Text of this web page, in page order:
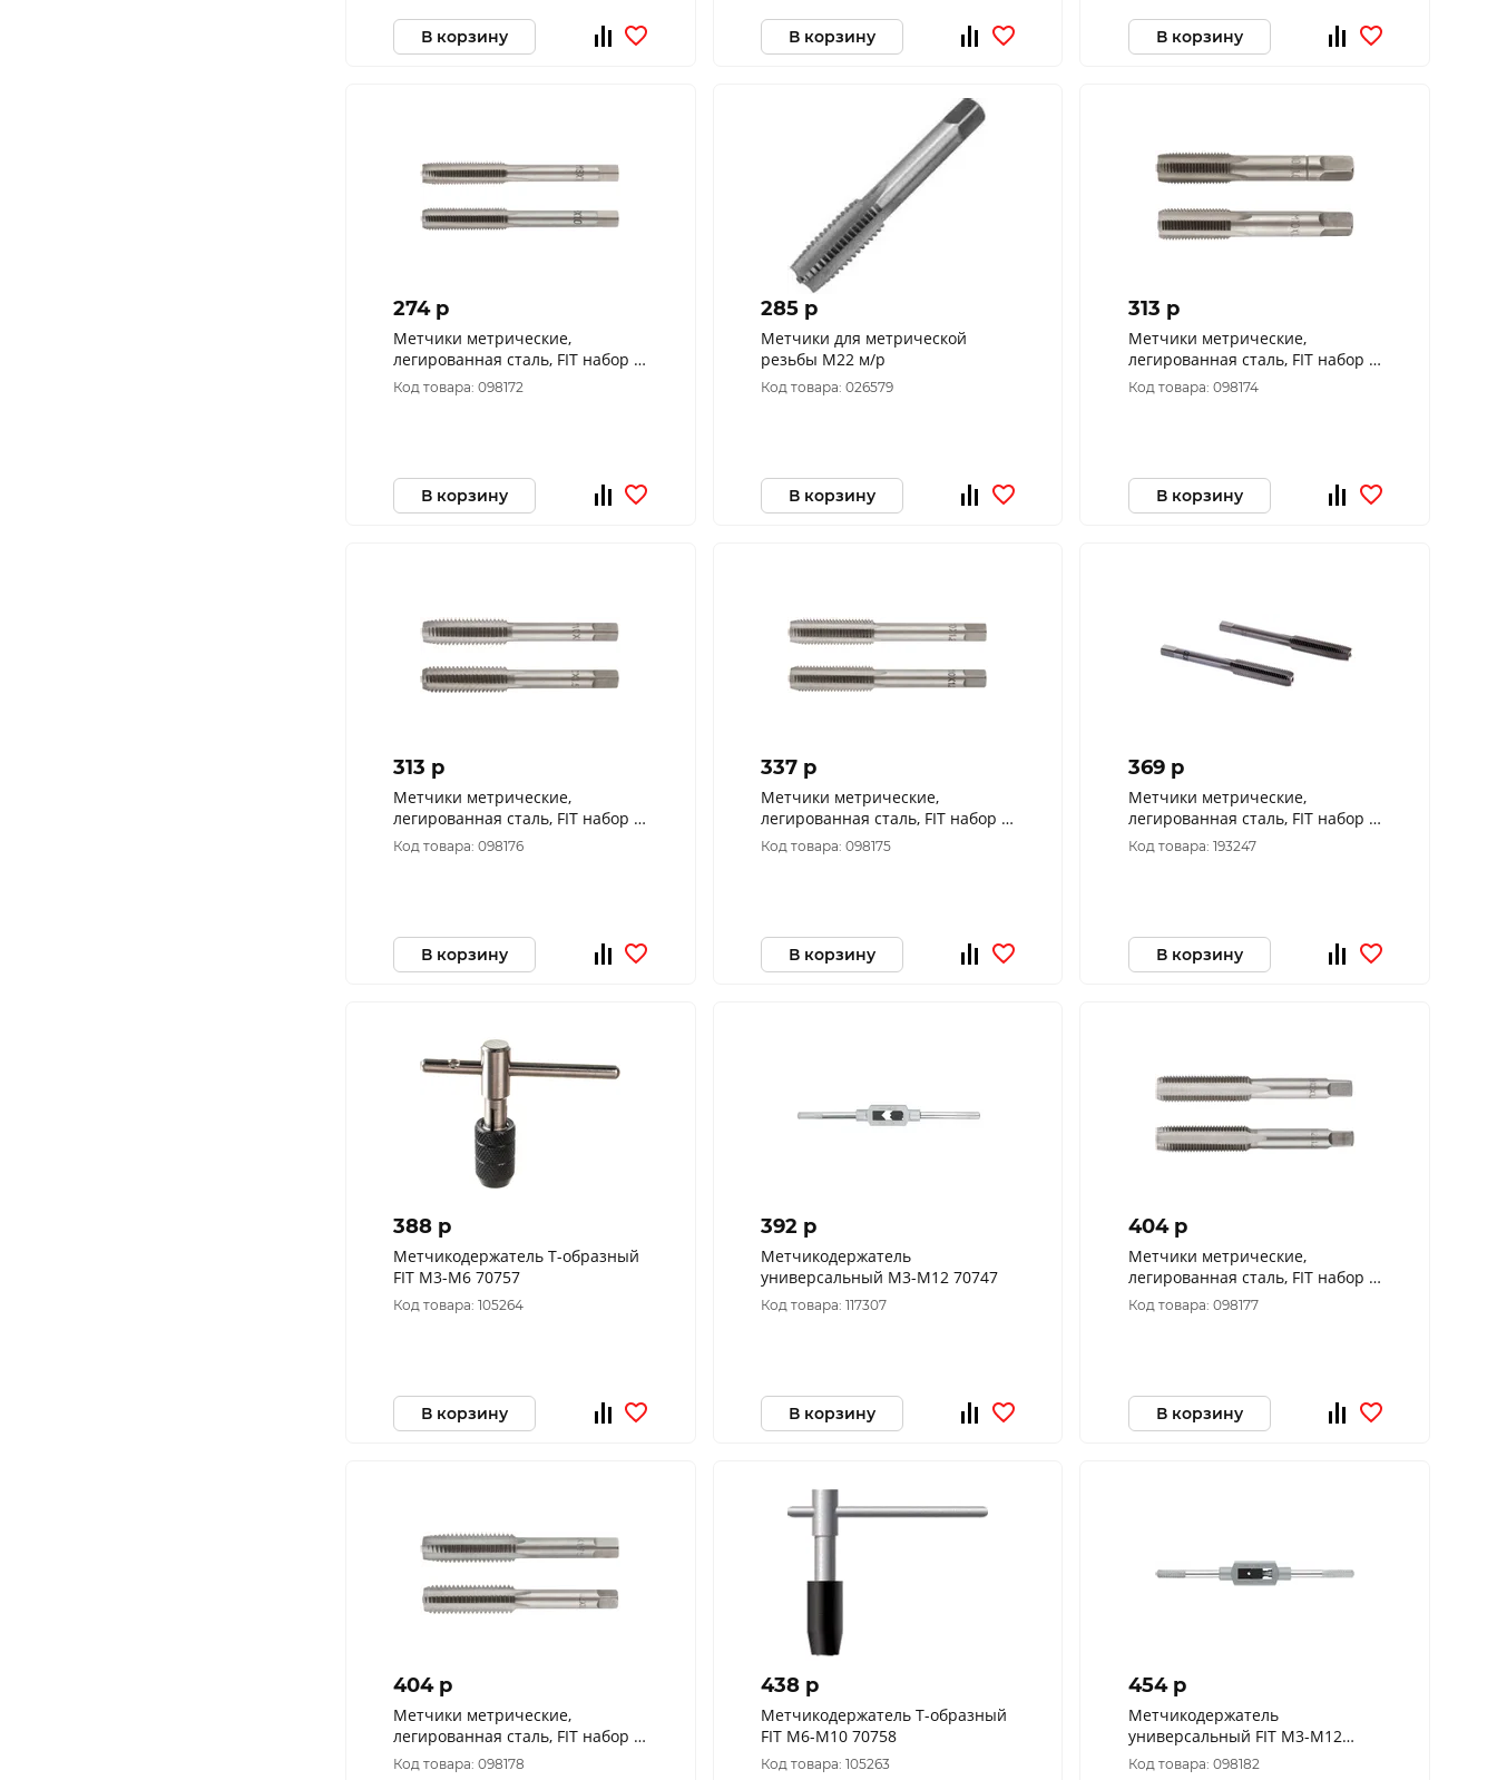
В корзину В корзину В корзину
274 p
Метчики метрические,
легированная сталь, FIT набор 2
шт. М8х1,0 мм 70844
Код товара: 098172
В корзину
285 p
Метчики для метрической
резьбы М22 м/р
Код товара: 026579
В корзину
313 p
Метчики метрические,
легированная сталь, FIT набор 2
шт. М10х1,0 мм 70846
Код товара: 098174
В корзину
313 p
Метчики метрические,
легированная сталь, FIT набор 2
шт. М10х1,5 мм 70848
Код товара: 098176
В корзину
337 p
Метчики метрические,
легированная сталь, FIT набор 2
Код товара: 098175
В корзину
369 p
Метчики метрические,
легированная сталь, FIT набор 2
шт. М12х1,5 мм 70851
Код товара: 193247
В корзину
388 p
Метчикодержатель Т-образный
FIT М3-М6 70757
Код товара: 105264
В корзину
392 p
Метчикодержатель
универсальный М3-М12 70747
Код товара: 117307
В корзину
404 p
Метчики метрические,
легированная сталь, FIT набор 2
Код товара: 098177
В корзину
404 p
Метчики метрические,
легированная сталь, FIT набор 2
Код товара: 098178
438 p
Метчикодержатель Т-образный
FIT М6-М10 70758
Код товара: 105263
454 p
Метчикодержатель
универсальный FIT М3-М12
70752
Код товара: 098182